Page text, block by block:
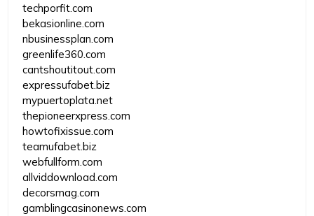
techporfit.com
bekasionline.com
nbusinessplan.com
greenlife360.com
cantshoutitout.com
expressufabet.biz
mypuertoplata.net
thepioneerxpress.com
howtofixissue.com
teamufabet.biz
webfullform.com
allviddownload.com
decorsmag.com
gamblingcasinonews.com